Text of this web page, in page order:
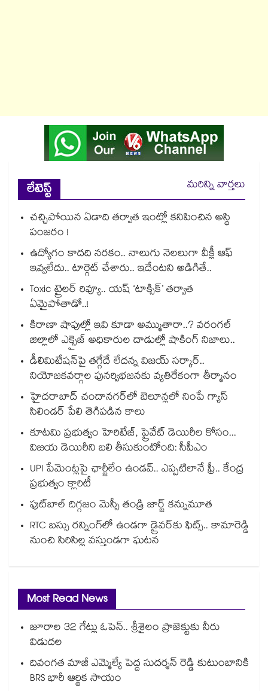
లేటెస్ట్
మరిన్ని వార్తలు
చచ్చిపోయిన ఏడాది తర్వాత ఇంట్లో కనిపించిన అస్థి
పంజరం !
ఉద్యోగం కాదది నరకం.. నాలుగు నెలలుగా వీక్లీ ఆఫ్
ఇవ్వలేదు.. టార్గెట్ చేశారు.. ఇదేంటని అడిగితే..
Toxic ట్రైలర్ రివ్యూ.. యష్ ‘టాక్సిక్’ తర్వాత
ఏమైపోతాడో..!
కిరాణా షాపుల్లో ఇవి కూడా అమ్ముతారా..? వరంగల్
జిల్లాలో ఎక్సైజ్ అధికారుల దాడుల్లో షాకింగ్ నిజాలు..
డీలిమిటేషన్‎పై తగ్గేదే లేదన్న విజయ్ సర్కార్..
నియోజకవర్గాల పునర్విభజనకు వ్యతిరేకంగా తీర్మానం
హైదరాబాద్⁪ చందానగర్⁫లో బెలూన్లలో నింపే గ్యాస్
సిలిండర్ పేలి తెగిపడిన కాలు
కూటమి ప్రభుత్వం హెరిటేజ్, ప్రైవేట్ డెయిరీల కోసం...
విజయ డెయిరీని బలి తీసుకుంటోంది: సీపీఎం
UPI పేమెంట్లపై ఛార్జీలేం ఉండవ్.. ఎప్పటిలానే ఫ్రీ.. కేంద్ర
ప్రభుత్వం క్లారిటీ
ఫుట్‎బాల్ దిగ్గజం మెస్సీ తండ్రి జార్జ్ కన్నుమూత
RTC బస్సు రన్నింగ్⁫లో ఉండగా డ్రైవర్‌కు ఫిట్స్.. కామారెడ్డి
నుంచి సిరిసిల్ల వస్తుండగా ఘటన
Most Read News
జూరాల 32 గేట్లు ఓపెన్.. శ్రీశైలం ప్రాజెక్టుకు నీరు
విడుదల
దివంగత మాజీ ఎమ్మెల్యే పెద్ద సుదర్శన్ రెడ్డి కుటుంబానికి
BRS భారీ ఆర్థిక సాయం